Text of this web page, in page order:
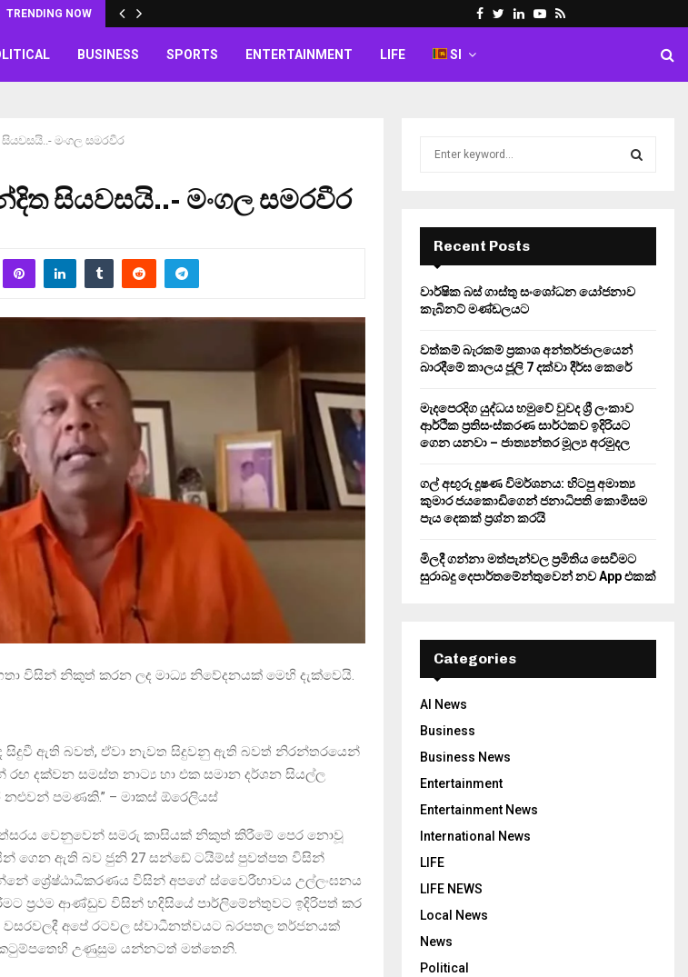
TRENDING NOW Facebook
Twitter
LinkedinYoutube
Rss
BUSINESS SPORTS ENTERTAINMENT LIFE SI
මංගල සමරවීර
සියවසයි..- මංගල සමරවීර
විසින් නිකුත් කරන ලද මාධ්‍ය නිවේදනයක් මෙහි දැක්වෙයි.
සිදුවී ඇති බවත්, ඒවා නැවත සිදුවනු ඇති බවත් නිරන්තරයෙන්
දක්වන සමස්ත නාට්‍ය හා එක සමාන දර්ශන සියල්ල
පමණකි.” – මාකස් ඕරෙලියස්
වෙනුවෙන් සමරු කාසියක් නිකුත් කිරීමේ පෙර නොවූ
ගෙන ඇති බව ජුනි 27 සන්ඩේ ටයිම්ස් පුවත්පත විසින්
ශ්‍රේෂ්ඨාධිකරණය විසින් අපගේ ස්වෛරීභාවය උල්ලංඝනය
ප්‍රථම ආණ්ඩුව විසින් හදිසියේ පාර්ලිමේන්තුවට ඉදිරිපත් කර
අපේ රටවල ස්වාධීනත්වයට බරපතල තර්ජනයක්
උණුසුම යන්නටත් මත්තෙනි.
r
:
E
A
R
H
Recent Posts
වාර්ෂික බස් ගාස්තු සංශෝධන යෝජනාව
කැබිනට් මණ්ඩලයට
වත්කම් බැරකම් ප්‍රකාශ අන්තර්ජාලයෙන්
බාරදීමේ කාලය ජූලි 7 දක්වා දීර්ඝ කෙරේ
මැදපෙරදිග යුද්ධය හමුවේ වුවද ශ්‍රී ලංකාව
ආර්ථික ප්‍රතිසංස්කරණ සාර්ථකව ඉදිරියට
ගෙන යනවා – ජාත්‍යන්තර මූල්‍ය අරමුදල
ගල් අඟුරු දූෂණ විමර්ශනය: හිටපු අමාත්‍ය
කුමාර ජයකොඩිගෙන් ජනාධිපති කොමිසම
පැය දෙකක් ප්‍රශ්න කරයි
මිලදී ගන්නා මත්පැන්වල ප්‍රමිතිය සෙවීමට
සුරාබදු දෙපාර්තමේන්තුවෙන් නව App එකක්
Categories
AI News
Business
Business News
Entertainment
Entertainment News
International News
LIFE
LIFE NEWS
Local News
News
Political